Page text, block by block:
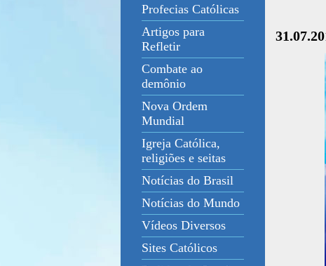
Profecias Católicas
Artigos para
Refletir
Combate ao
demônio
Nova Ordem
Mundial
Igreja Católica,
religiões e seitas
Notícias do Brasil
Notícias do Mundo
Vídeos Diversos
Sites Católicos